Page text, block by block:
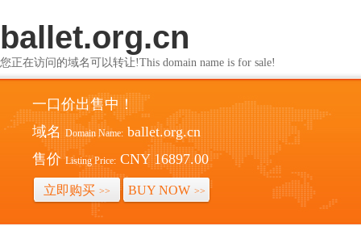
ballet.org.cn
您正在访问的域名可以转让!This domain name is for sale!
一口价出售中！
域名 Domain Name: ballet.org.cn
售价 Listing Price: CNY 16897.00
立即购买 >> BUY NOW >>